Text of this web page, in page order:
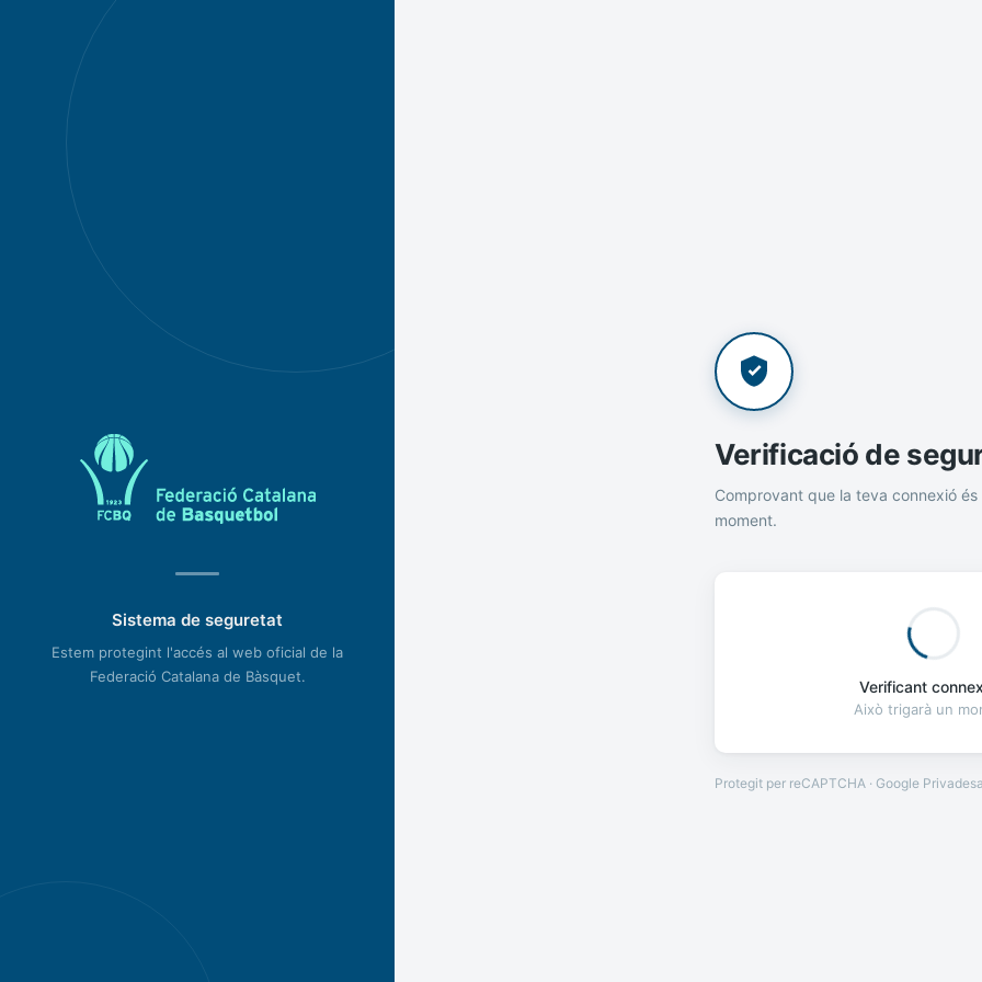
Sistema de seguretat
Estem protegint l'accés al web oficial de la
Federació Catalana de Bàsquet.
Verificació de
Comprovant que la teva connexió és
moment.
Verificant
Això trigarà un
Protegit per reCAPTCHA · Google Privadesa